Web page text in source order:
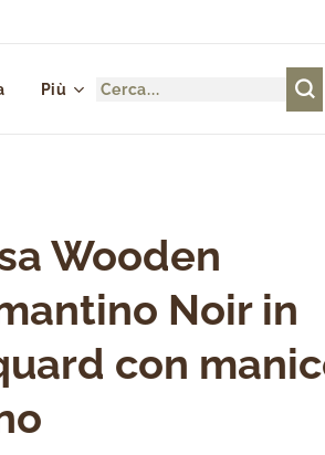
Più
Wooden
Noir in
con